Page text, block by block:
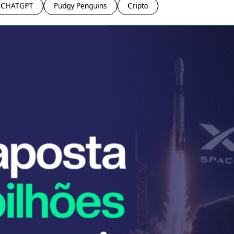
CHATGPT Pudgy Penguins Cripto